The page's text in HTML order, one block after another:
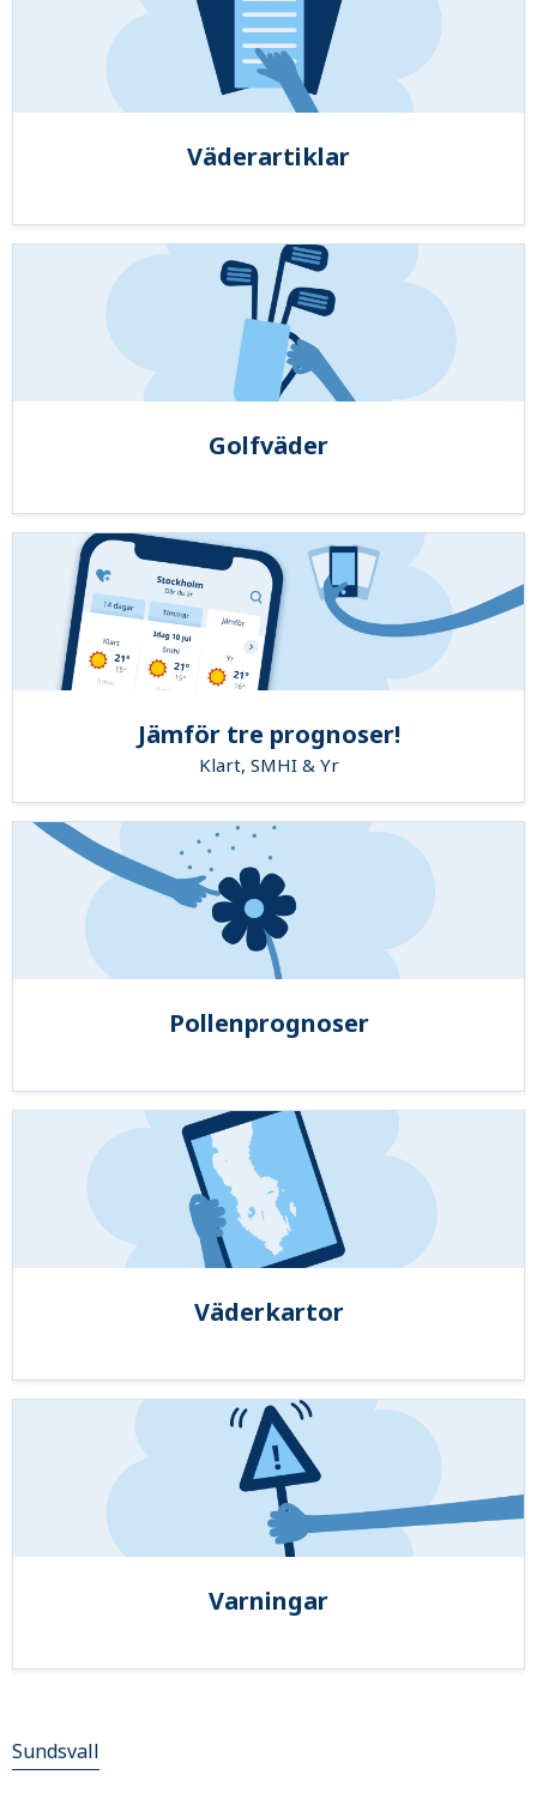
Väderartiklar
Golfväder
Jämför tre prognoser!
Klart, SMHI & Yr
Pollenprognoser
Väderkartor
Varningar
Sundsvall